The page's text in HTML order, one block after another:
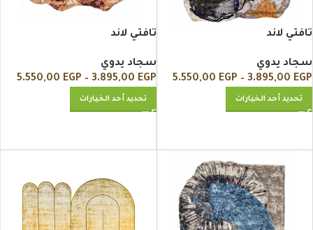
تافتي لاند
سجاد يدوي
3.895,00 EGP
–
5.550,00 EGP
تحديد أحد الخيارات
تافتي لاند
سجاد يدوي
3.895,00 EGP
–
5.550,00 EGP
تحديد أحد الخيارات